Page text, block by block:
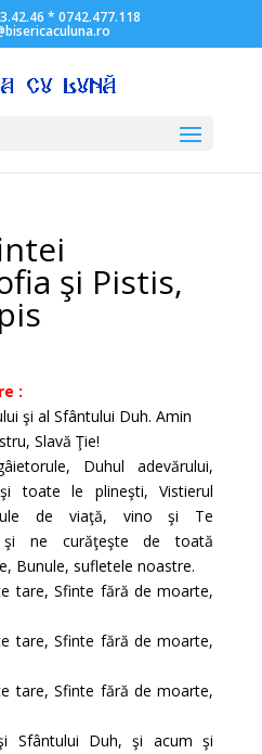
* 0742.477.118
şi Pistis,
:
şi al Sfântului Duh. Amin
Slavă Ţie!
Duhul adevărului,
toate le plineşti, Vistierul
de viaţă, vino şi Te
şi ne curăţeşte de toată
Bunule, sufletele noastre.
tare, Sfinte fără de moarte,
tare, Sfinte fără de moarte,
tare, Sfinte fără de moarte,
Sfântului Duh, şi acum şi